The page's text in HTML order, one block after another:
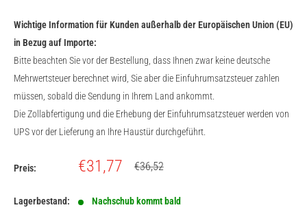
Wichtige Information für Kunden außerhalb der Europäischen Union (EU)
in Bezug auf Importe:
Bitte beachten Sie vor der Bestellung, dass Ihnen zwar keine deutsche
Mehrwertsteuer berechnet wird, Sie aber die Einfuhrumsatzsteuer zahlen
müssen, sobald die Sendung in Ihrem Land ankommt.
Die Zollabfertigung und die Erhebung der Einfuhrumsatzsteuer werden von
UPS vor der Lieferung an Ihre Haustür durchgeführt.
Preis: Sonderpreis
€31,77 Normalpreis
€36,52
Lagerbestand: Nachschub kommt bald